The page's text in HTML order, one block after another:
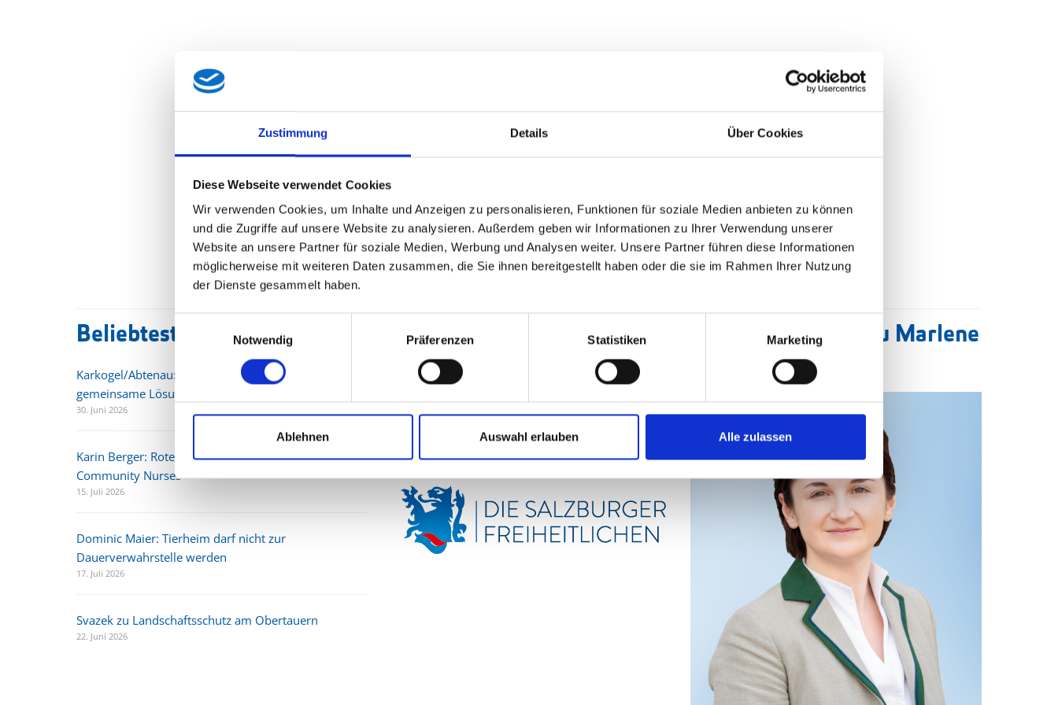
Zustimmung Details Über Cookies
Diese Webseite verwendet Cookies
Wir verwenden Cookies, um Inhalte und Anzeigen zu personalisieren, Funktionen für soziale Medien anbieten zu können
und die Zugriffe auf unsere Website zu analysieren. Außerdem geben wir Informationen zu Ihrer Verwendung unserer
Website an unsere Partner für soziale Medien, Werbung und Analysen weiter. Unsere Partner führen diese Informationen
möglicherweise mit weiteren Daten zusammen, die Sie ihnen bereitgestellt haben oder die sie im Rahmen Ihrer Nutzung
der Dienste gesammelt haben.
Notwendig
Präferenzen Statistiken Marketing
Ablehnen Auswahl erlauben Alle zulassen
Beliebteste Beiträge
Karkogel/Abtenau: Svazek freut sich über
gemeinsame Lösung und Perspektive für die Region
30. Juni 2026
Karin Berger: Rotes Pflegechaos bei den Acute
Community Nurses
15. Juli 2026
Dominic Maier: Tierheim darf nicht zur
Dauerverwahrstelle werden
17. Juli 2026
Svazek zu Landschaftsschutz am Obertauern
22. Juni 2026
Landesparteiobfrau Marlene
Svazek, BA